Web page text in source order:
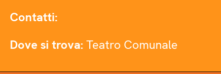
Contatti:
Dove si trova: Teatro Comunale